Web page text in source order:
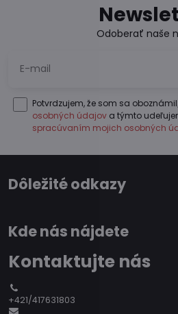
Odoberať naše
Potvrdzujem, že som sa
osobných údajov a týmto
spracúvaním mojich osobných
Dôležité odkazy
Kde nás nájdete
Kontaktujte nás
+421/417631803